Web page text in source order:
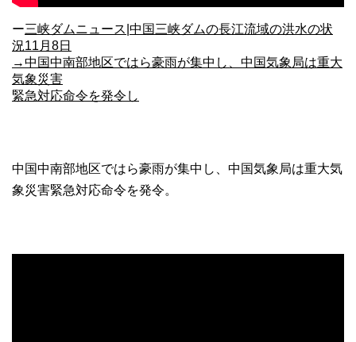
ー三峡ダムニュース|中国三峡ダムの長江流域の洪水の状
況11月8日
→中国中南部地区ではら豪雨が集中し、中国気象局は重大
気象災害
緊急対応命令を発令し
中国中南部地区ではら豪雨が集中し、中国気象局は重大気
象災害緊急対応命令を発令。